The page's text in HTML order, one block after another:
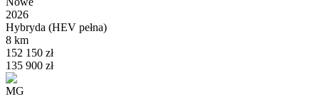
2026
Hybryda (HEV pełna)
8 km
152 150 zł
135 900 zł
MG